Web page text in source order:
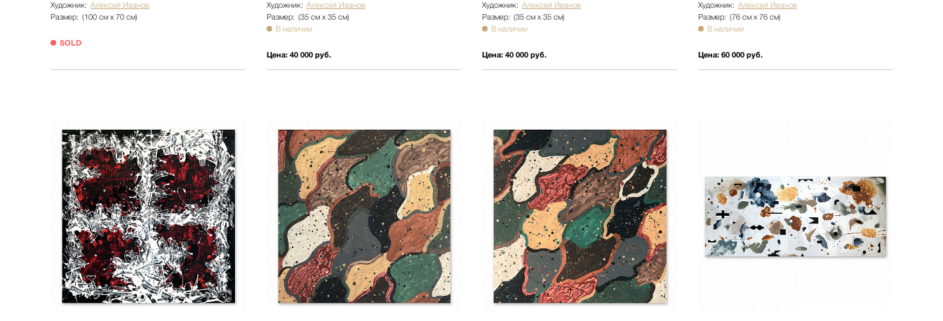
Художник: Алексей Иванов
Размер: (100 см х 70 см)
SOLD
Художник: Алексей Иванов
Размер: (35 см х 35 см)
В наличии
Цена:40 000 руб.
Художник: Алексей Иванов
Размер: (35 см х 35 см)
В наличии
Цена: 40 000 руб.
Художник: Алексей Иванов
Размер: (76 см х 76 см)
В наличии
Цена:60 000 руб.